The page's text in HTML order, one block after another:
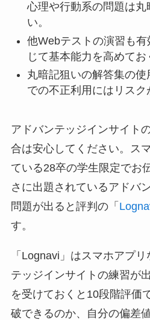
心理や行動系の問題は
い。
他Webテストの演習も
じて基本能力を高めてお
丸暗記狙いの解答集の
での不正利用にはリスク
アドバンテッジインサイト
合は安心してください。ス
ている28卒の学生限定でお
さに出題されているアドバ
問題が出ると評判の「
す。
「Lognavi」はスマホアプ
テッジインサイトの練習が
を受けておくと10段階評価
破できるのか、自分の偏差